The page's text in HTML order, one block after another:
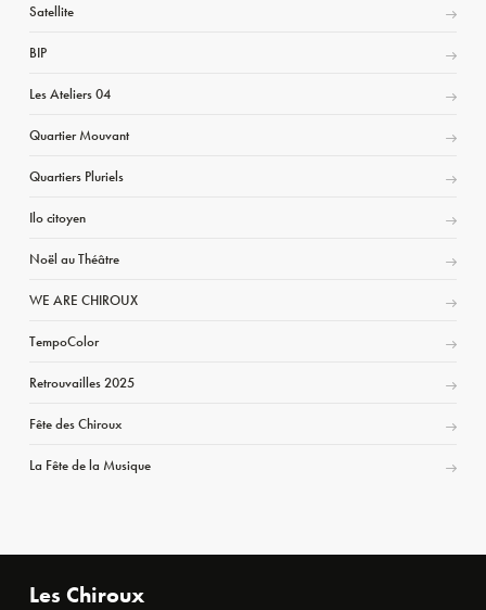
Satellite
BIP
Les Ateliers 04
Quartier Mouvant
Quartiers Pluriels
Ilo citoyen
Noël au Théâtre
WE ARE CHIROUX
TempoColor
Retrouvailles 2025
Fête des Chiroux
La Fête de la Musique
Les Chiroux